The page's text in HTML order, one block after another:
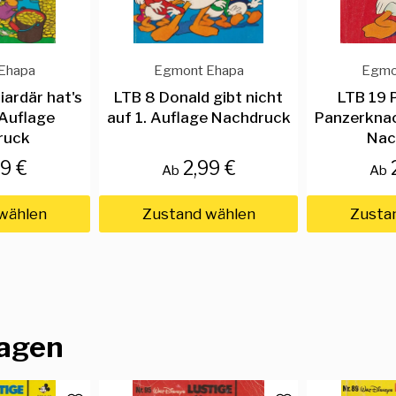
hat's
€
Egmont Ehapa
LTB 8 Donald gibt nicht
auf 1. Auflage Nachdruck
Ab 2,99 €
Zustand wählen
LTB 19
Ab